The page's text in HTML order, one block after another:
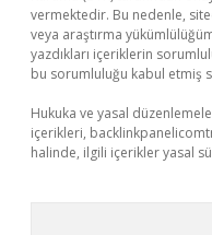
vermektedir. Bu nedenle,
veya araştırma
yazdıkları içeriklerin
bu sorumluluğu kabul etmiş
Hukuka ve yasal
içerikleri,
halinde, ilgili içerikler yasal